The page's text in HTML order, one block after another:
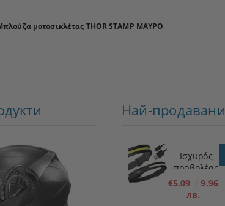
μοτοσικλέτας THOR STAMP ΜΑΥΡΟ
Най-продавани
Ισχυρός
προβολέας
LED + φακός
€5.09
9.96
лв.